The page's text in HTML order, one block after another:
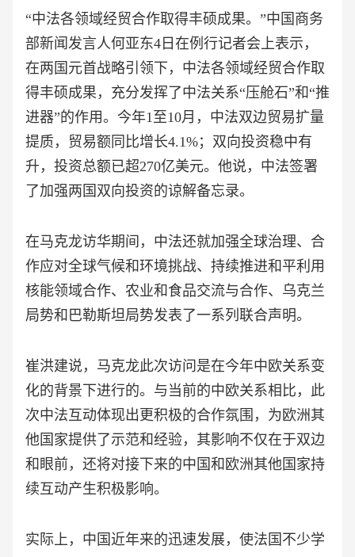
“中法各领域经贸合作取得丰硕成果。”中国商务
部新闻发言人何亚东4日在例行记者会上表示，
在两国元首战略引领下，中法各领域经贸合作取
得丰硕成果，充分发挥了中法关系“压舱石”和“推
进器”的作用。今年1至10月，中法双边贸易扩量
提质，贸易额同比增长4.1%；双向投资稳中有
升，投资总额已超270亿美元。他说，中法签署
了加强两国双向投资的谅解备忘录。
在马克龙访华期间，中法还就加强全球治理、合
作应对全球气候和环境挑战、持续推进和平利用
核能领域合作、农业和食品交流与合作、乌克兰
局势和巴勒斯坦局势发表了一系列联合声明。
崔洪建说，马克龙此次访问是在今年中欧关系变
化的背景下进行的。与当前的中欧关系相比，此
次中法互动体现出更积极的合作氛围，为欧洲其
他国家提供了示范和经验，其影响不仅在于双边
和眼前，还将对接下来的中国和欧洲其他国家持
续互动产生积极影响。
实际上，中国近年来的迅速发展，使法国不少学